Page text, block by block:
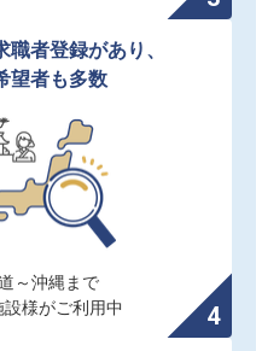
者登録があり、
望者も多数
～沖縄まで
様がご利用中